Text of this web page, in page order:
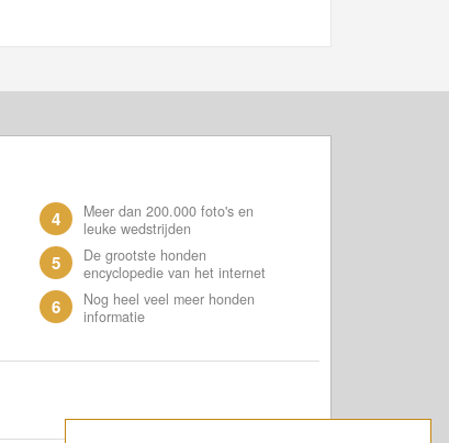
4
Meer dan 200.000 foto's en
leuke wedstrijden
5
De grootste honden
encyclopedie van het internet
6
Nog heel veel meer honden
informatie